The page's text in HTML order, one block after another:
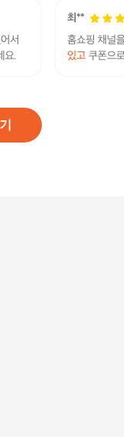
츠 여름 상의 여름 퍼